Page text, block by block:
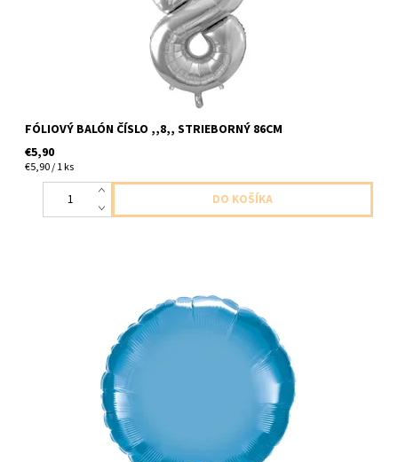
FÓLIOVÝ BALÓN ČÍSLO ,,8,, STRIEBORNÝ 86CM
€5,90
€5,90 / 1 ks
Fóliový balón v tvare kruhu modro chromovy 1ks v baleni velkost
46cm dodavame nenafukany